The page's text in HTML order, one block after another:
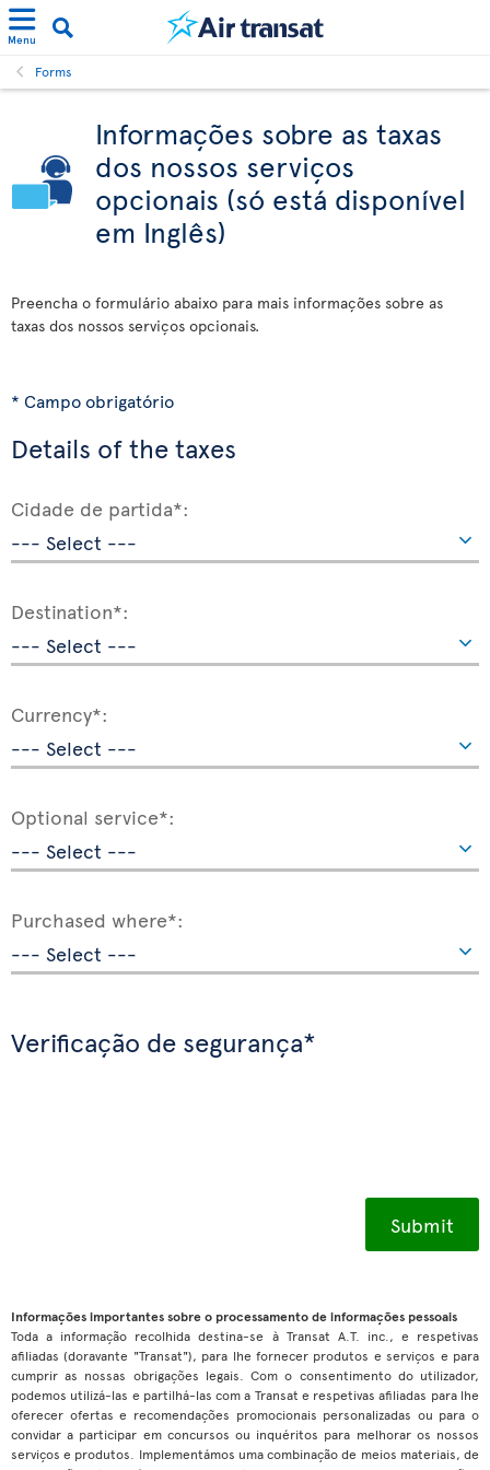
Menu
Forms
Informações sobre as taxas
dos nossos serviços
opcionais (só está disponível
em Inglês)
Preencha o formulário abaixo para mais informações sobre as
taxas dos nossos serviços opcionais.
* Campo obrigatório
Details of the taxes
Cidade de partida*:
Destination*:
Currency*:
Optional service*:
Purchased where*:
Verificação de segurança*
Informações importantes sobre o processamento de informações pessoais
Toda a informação recolhida destina-se à Transat A.T. inc., e respetivas
afiliadas (doravante "Transat"), para lhe fornecer produtos e serviços e para
cumprir as nossas obrigações legais. Com o consentimento do utilizador,
podemos utilizá-las e partilhá-las com a Transat e respetivas afiliadas para lhe
oferecer ofertas e recomendações promocionais personalizadas ou para o
convidar a participar em concursos ou inquéritos para melhorar os nossos
serviços e produtos. Implementámos uma combinação de meios materiais, de